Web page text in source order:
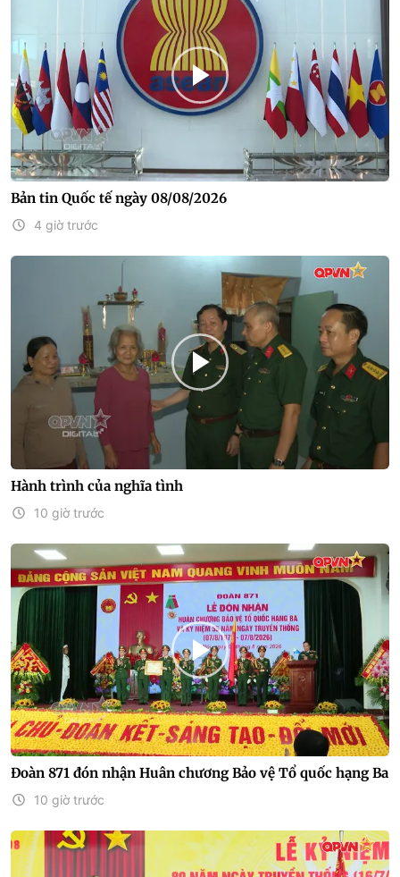
Bản tin Quốc tế ngày 08/08/2026
4 giờ trước
Hành trình của nghĩa tình
10 giờ trước
Đoàn 871 đón nhận Huân chương Bảo vệ Tổ quốc hạng Ba
10 giờ trước